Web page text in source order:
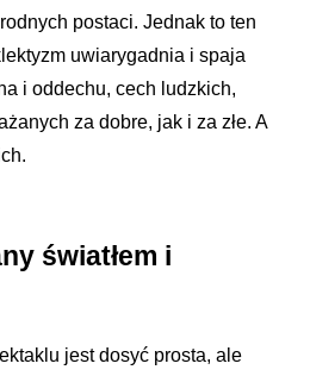
postaci. Jednak to ten
uwiarygadnia i spaja
i oddechu, cech ludzkich,
za dobre, jak i za złe. A
światłem i
jest dosyć prosta, ale